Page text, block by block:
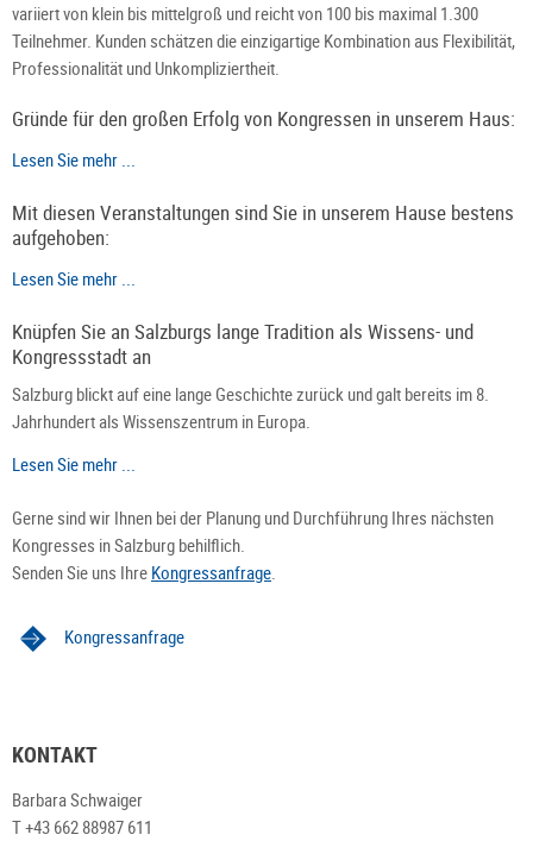
variiert von klein bis mittelgroß und reicht von 100 bis maximal 1.300
Teilnehmer. Kunden schätzen die einzigartige Kombination aus Flexibilität,
Professionalität und Unkompliziertheit.
Gründe für den großen Erfolg von Kongressen in unserem Haus:
Lesen Sie mehr ...
Mit diesen Veranstaltungen sind Sie in unserem Hause bestens
aufgehoben:
Lesen Sie mehr ...
Knüpfen Sie an Salzburgs lange Tradition als Wissens- und
Kongressstadt an
Salzburg blickt auf eine lange Geschichte zurück und galt bereits im 8.
Jahrhundert als Wissenszentrum in Europa.
Lesen Sie mehr ...
Gerne sind wir Ihnen bei der Planung und Durchführung Ihres nächsten
Kongresses in Salzburg behilflich.
Senden Sie uns Ihre Kongressanfrage.
Kongressanfrage
KONTAKT
Barbara Schwaiger
T +43 662 88987 611